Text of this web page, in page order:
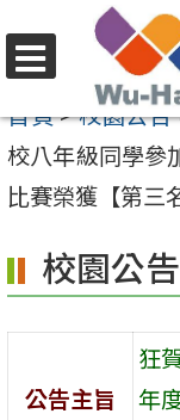
至
要
內
區
選
單
首頁>校園公告
校八年級同學參
比賽榮獲【第三
校園公告
公告主旨
狂
年